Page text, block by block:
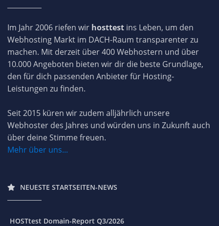
Im Jahr 2006 riefen wir hosttest ins Leben, um den
Webhosting Markt im DACH-Raum transparenter zu
machen. Mit derzeit über 400 Webhostern und über
10.000 Angeboten bieten wir dir die beste Grundlage,
den für dich passenden Anbieter für Hosting-
Leistungen zu finden.
Seit 2015 küren wir zudem alljährlich unsere
Webhoster des Jahres und würden uns in Zukunft auch
über deine Stimme freuen.
Mehr über uns...
NEUESTE STARTSEITEN-NEWS
HOSTtest Domain-Report Q3/2026